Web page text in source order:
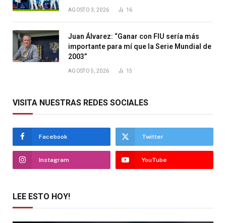
AGOSTO 3, 2026 16
Juan Álvarez: “Ganar con FIU sería más
importante para mí que la Serie Mundial de
2003”
AGOSTO 5, 2026 15
VISITA NUESTRAS REDES SOCIALES
Facebook Twitter
Instagram YouTube
LEE ESTO HOY!